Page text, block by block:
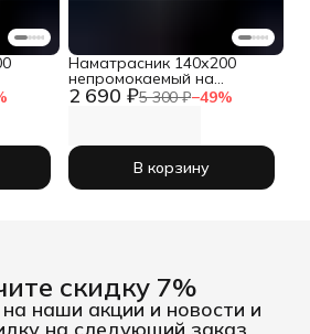
2 690 ₽5 300 ₽−49%
Наматрасник 140х200
непромокаемый на
резинке с бортом
В корзину
скидку 7%
наши акции и новости и